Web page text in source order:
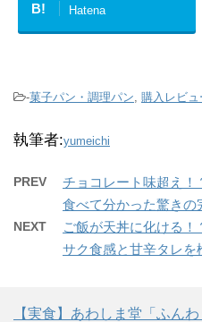
B! Hatena
-菓子パン・調理パン, 購入レビュ
執筆者:yumeichi
PREV
チョコレート味超え！
食べて分かった驚きの
NEXT
ご飯が天丼に化ける
サク食感と甘辛タレを
【実食】あわしま堂「ふん